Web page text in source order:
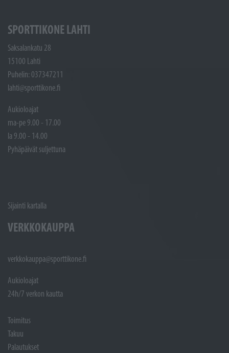
SPORTTIKONE LAHTI
Saksalankatu 28
15100 Lahti
Puhelin: 037347211
lahti@sporttikone.fi
Aukioloajat
ma-pe 9.00 - 17.00
la 9.00 - 14.00
Pyhäpäivät suljettuna
Sijainti kartalla
VERKKOKAUPPA
verkkokauppa@sporttikone.fi
Aukioloajat
24h/7 verkon kautta
Toimitus
Takuu
Palautukset